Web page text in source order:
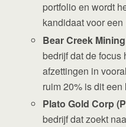
portfolio en wordt
kandidaat voor
Bear Creek
bedrijf dat de focus
afzettingen in
ruim 20% is dit een
Plato Gold Corp
bedrijf dat zoekt